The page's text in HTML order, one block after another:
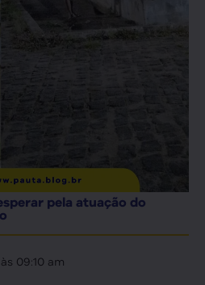
pela atuação do
09:10 am